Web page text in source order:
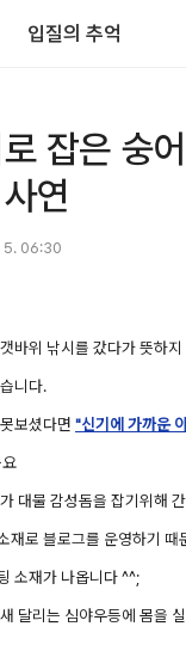
입질의 추억
잡은 숭
연
5. 06:30
바위 낚시를 갔다가 뜻하
니다.
보셨다면 "신기에 가까운
대물 감성돔을 잡기위해
재로 블로그를 운영하기 때
소재가 나옵니다 ^^;
달리는 심야우등에 몸을